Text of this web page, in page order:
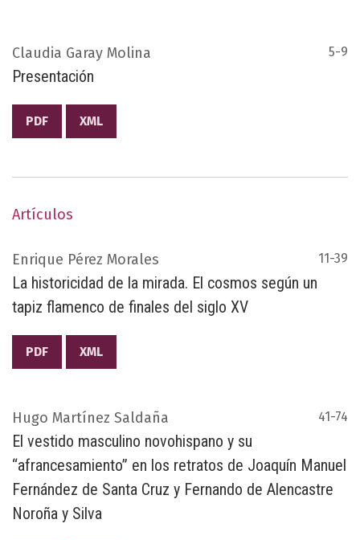
Claudia Garay Molina 5-9
Presentación
PDF XML
Artículos
Enrique Pérez Morales 11-39
La historicidad de la mirada. El cosmos según un
tapiz flamenco de finales del siglo XV
PDF XML
Hugo Martínez Saldaña 41-74
El vestido masculino novohispano y su
“afrancesamiento” en los retratos de Joaquín Manuel
Fernández de Santa Cruz y Fernando de Alencastre
Noroña y Silva